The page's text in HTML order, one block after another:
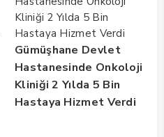
Gümüşhane Devlet
Hastanesinde Onkoloji
Kliniği 2 Yılda 5 Bin
Hastaya Hizmet Verdi